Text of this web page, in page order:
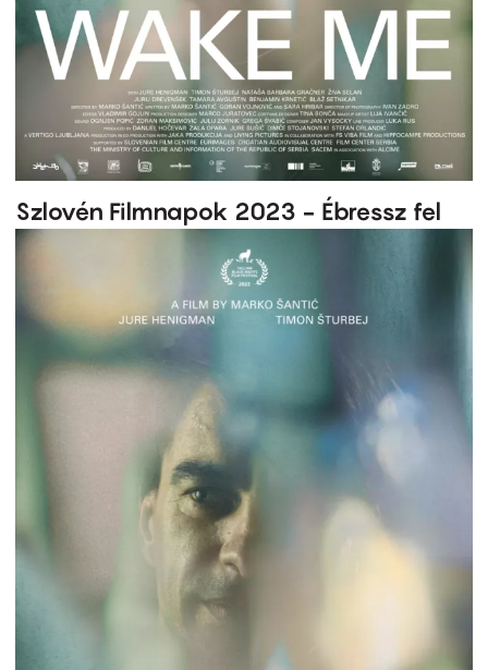
Szlovén Filmnapok 2023 - Ébressz fel